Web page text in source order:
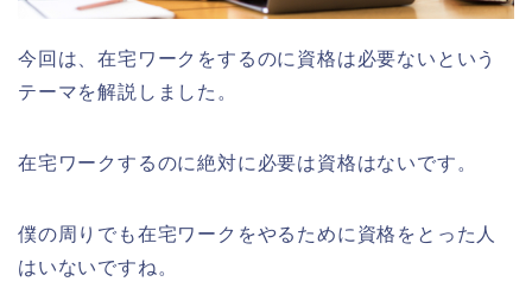
今回は、在宅ワークをするのに資格は必要ないという
テーマを解説しました。
在宅ワークするのに絶対に必要は資格はないです。
僕の周りでも在宅ワークをやるために資格をとった人
はいないですね。